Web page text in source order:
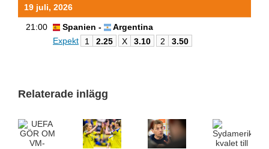
19 juli, 2026
21:00 Spanien -
Argentina
Expekt
1 2.25 X 3.10 2 3.50
Relaterade inlägg